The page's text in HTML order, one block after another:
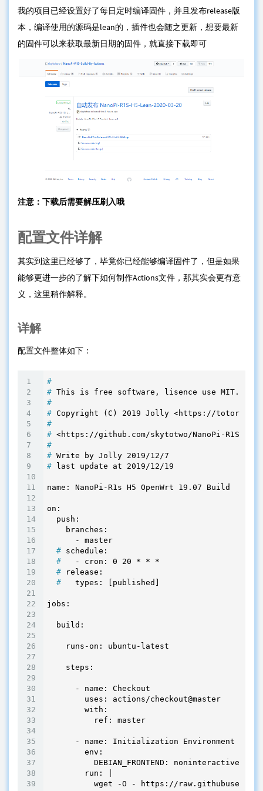
我的项目已经设置好了每日定时编译固件，并且发布release版
本，编译使用的源码是lean的，插件也会随之更新，想要最新
的固件可以来获取最新日期的固件，就直接下载即可
注意：下载后需要解压刷入哦
配置文件详解
其实到这里已经够了，毕竟你已经能够编译固件了，但是如果
能够更进一步的了解下如何制作Actions文件，那其实会更有意
义，这里稍作解释。
详解
配置文件整体如下：
#
# This is free software, lisence use MIT.
#
# Copyright (C) 2019 Jolly <https://
#
# <https://github.com/skytotwo/NanoPi-R1S-
#
# Write by Jolly 2019/12/7
# last update at 2019/12/19
name: NanoPi-R1s H5 OpenWrt 19.07 Build
on:
  push:
    branches:
  #
schedule:
  #
   - cron: 0 20 * * *
  #
release:
  #
   types: [published]
jobs:
  build:
    runs-on: ubuntu-latest
    steps:
      - name: Checkout
        uses: actions/checkout@master
        with:
          ref: master
      - name: Initialization Environment
        env:
          DEBIAN_FRONTEND: noninteractive
        run: |
wget -O - https://